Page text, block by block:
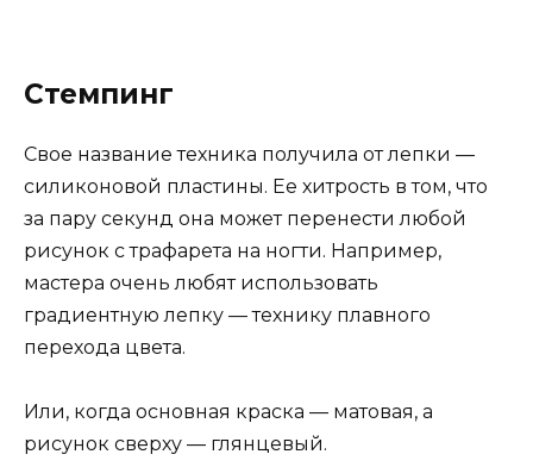
Стемпинг
Свое название техника получила от лепки —
силиконовой пластины. Ее хитрость в том, что
за пару секунд она может перенести любой
рисунок с трафарета на ногти. Например,
мастера очень любят использовать
градиентную лепку — технику плавного
перехода цвета.
Или, когда основная краска — матовая, а
рисунок сверху — глянцевый.